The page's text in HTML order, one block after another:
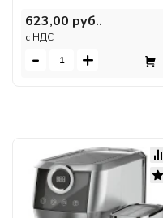
623,00 руб..
c НДС
- +